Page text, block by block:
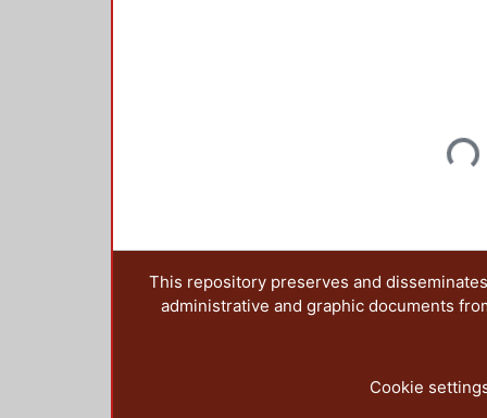
Loading...
This repository preserves and
administrative and graphic documents
Cookie